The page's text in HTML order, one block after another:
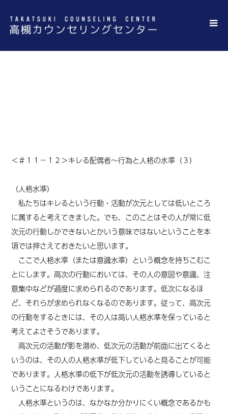
＜＃１１ －１２＞キレる配偶者～行為と人格の水準（３）
（人格水準）
私たちはキレるという行動・活動が次元としては低いところ
に属すると考えてきました。でも、このことはその人が常に低
次元の行動しかできないとかいう意味ではないということを本
項では押さえておきたいと思います。
ここで人格水準（または意識水準）という概念を持ちこむこ
とにします。高次の行動においては、その人の意図や意識、注
意集中などが過度に求められるのであります。低次になるほ
ど、それらが求められなくなるのであります。従って、高次元
の行動をするときには、その人は高い人格水準を保っていると
考えてよさそうであります。
高次元の活動が影を潜め、低次元の活動が前面に出てくると
いうのは、その人の人格水準が低下していると見ることが可能
であります。人格水準の低下が低次元の活動を誘導していると
いうことになるわけであります。
人格水準というのは、なかなか分かりにくい概念であるかも